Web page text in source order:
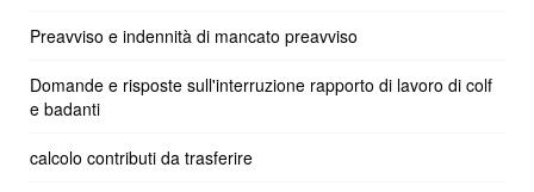
Preavviso e indennità di mancato preavviso
Domande e risposte sull'interruzione rapporto di lavoro di colf
e badanti
calcolo contributi da trasferire